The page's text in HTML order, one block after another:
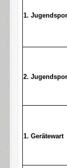
1.
2.
1. Gerätewart